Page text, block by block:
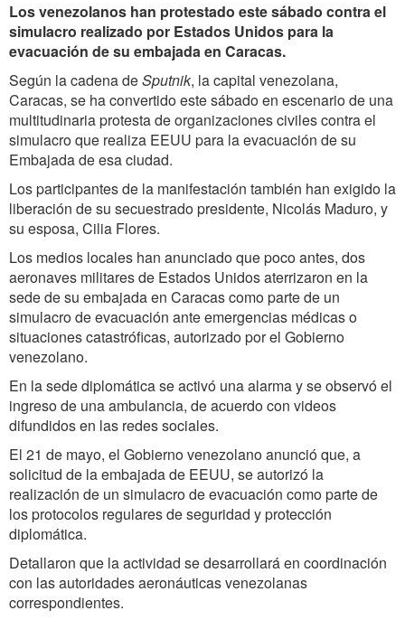
Los venezolanos han protestado este sábado contra el
simulacro realizado por Estados Unidos para la
evacuación de su embajada en Caracas.
Según la cadena deSputnik, la capital venezolana,
Caracas, se ha convertido este sábado en escenario de una
multitudinaria protesta de organizaciones civiles contra el
simulacro que realiza EEUU para la evacuación de su
Embajada de esa ciudad.
Los participantes de la manifestación también han exigido la
liberación de su secuestrado presidente, Nicolás Maduro, y
su esposa, Cilia Flores.
Los medios locales han anunciado que poco antes, dos
aeronaves militares de Estados Unidos aterrizaron en la
sede de su embajada en Caracas como parte de un
simulacro de evacuación ante emergencias médicas o
situaciones catastróficas, autorizado por el Gobierno
venezolano.
En la sede diplomática se activó una alarma y se observó el
ingreso de una ambulancia, de acuerdo con videos
difundidos en las redes sociales.
El 21 de mayo, el Gobierno venezolano anunció que, a
solicitud de la embajada de EEUU, se autorizó la
realización de un simulacro de evacuación como parte de
los protocolos regulares de seguridad y protección
diplomática.
Detallaron que la actividad se desarrollará en coordinación
con las autoridades aeronáuticas venezolanas
correspondientes.